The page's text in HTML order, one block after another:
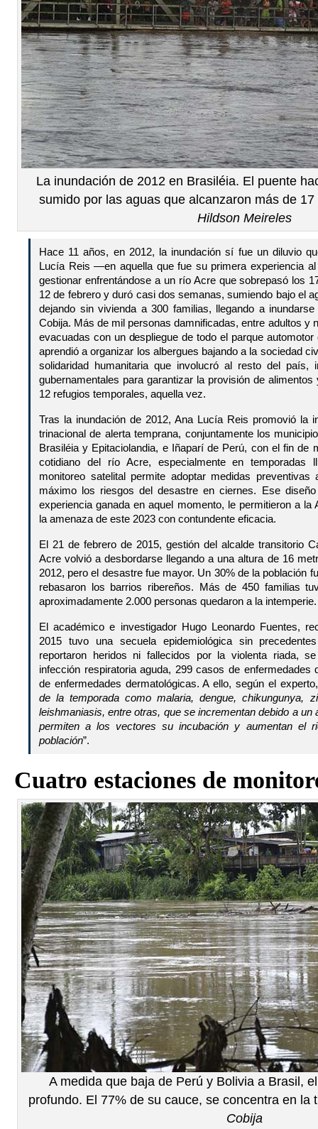
La inundación de 2012 en Brasiléia. El puente
sumido por las aguas que alcanzaron más de
Hildson Meireles
Hace 11 años, en 2012, la inundación sí fue un diluvio
Lucía Reis —en aquella que fue su primera experiencia
gestionar enfrentándose a un río Acre que sobrepasó los
12 de febrero y duró casi dos semanas, sumiendo bajo el
dejando sin vivienda a 300 familias, llegando a
Cobija. Más de mil personas damnificadas, entre adultos y
evacuadas con un despliegue de todo el parque
aprendió a organizar los albergues bajando a la sociedad
solidaridad humanitaria que involucró al resto del país,
gubernamentales para garantizar la provisión de
12 refugios temporales, aquella vez.
Tras la inundación de 2012, Ana Lucía Reis promovió la
trinacional de alerta temprana, conjuntamente los
Brasiléia y Epitaciolandia, e Iñaparí de Perú, con el fin de
cotidiano del río Acre, especialmente en temporadas
monitoreo satelital permite adoptar medidas preventivas
máximo los riesgos del desastre en ciernes. Ese
experiencia ganada en aquel momento, le permitieron a la
la amenaza de este 2023 con contundente eficacia.
El 21 de febrero de 2015, gestión del alcalde transitorio
Acre volvió a desbordarse llegando a una altura de 16
2012, pero el desastre fue mayor. Un 30% de la población
rebasaron los barrios ribereños. Más de 450 familias
aproximadamente 2.000 personas quedaron a la intemperie.
El académico e investigador Hugo Leonardo Fuentes,
2015 tuvo una secuela epidemiológica sin
reportaron heridos ni fallecidos por la violenta riada,
infección respiratoria aguda, 299 casos de enfermedades
de enfermedades dermatológicas. A ello, según el
de la temporada como malaria, dengue, chikungunya,
leishmaniasis, entre otras, que se incrementan debido a un
permiten a los vectores su incubación y aumentan el
población”.
Cuatro estaciones de
A medida que baja de Perú y Bolivia a Brasil,
profundo. El 77% de su cauce, se concentra en la
Cobija